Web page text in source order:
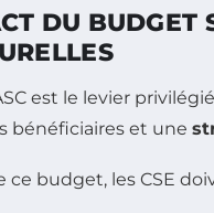
DU
est le levier
bénéficiaires et une
budget, les CSE